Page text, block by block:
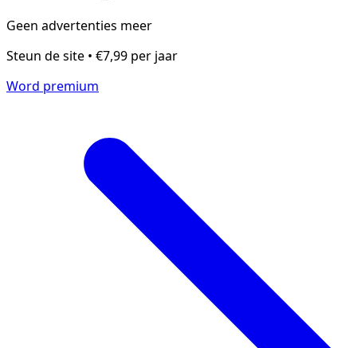
Geen advertenties meer
Steun de site • €7,99 per jaar
Word premium